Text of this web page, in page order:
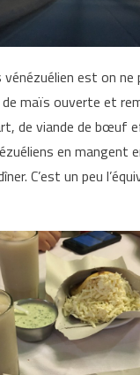
vénézuélien est on
maïs ouverte et
de viande de bœuf
en mangent
C’est un peu